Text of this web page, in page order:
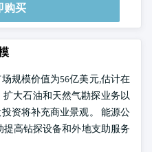
购买
规模价值为56亿美元,估计在
扩大石油和天然气勘探业务以
资将补充商业景观。 能源公
高钻探设备和外地支助服务